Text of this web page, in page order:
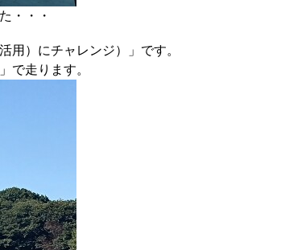
・・・
用）にチャレンジ）」です。
で走ります。